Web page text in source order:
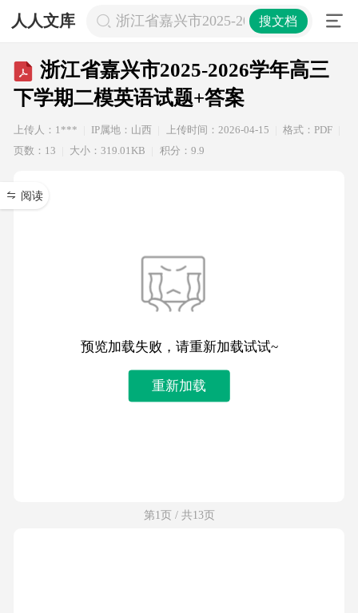
人人文库 浙江省嘉兴市2025-2026学年高三下
搜文档
浙江省嘉兴市2025-2026学年高三
下学期二模英语试题+答案
上传人：1*** IP属地：山西 上传时间：2026-04-15
格式：PDF
页数：13
大小：319.01KB 积分：9.9
阅读
预览加载失败，请重新加载试试~
重新加载
第1页 / 共13页